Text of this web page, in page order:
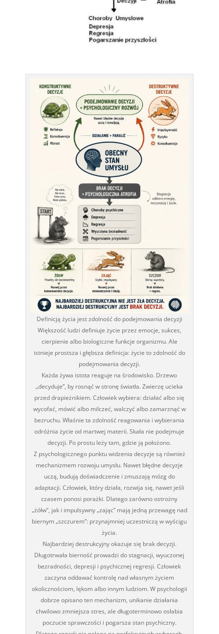
Definicją życia jest zdolność do podejmowania decyzji
Większość ludzi definiuje życie przez emocje, sukces,
cierpienie albo biologiczne funkcje organizmu. Ale
istnieje prostsza i głębsza definicja: życie to zdolność do
podejmowania decyzji.
Każda żywa istota reaguje na środowisko. Drzewo
„decyduje”, by rosnąć w stronę światła. Zwierzę ucieka
przed drapieżnikiem. Człowiek wybiera: działać albo się
wycofać, mówić albo milczeć, walczyć albo zamarznąć w
bezruchu. Właśnie ta zdolność reagowania i wybierania
odróżnia życie od martwej materii. Skała nie podejmuje
decyzji. Po prostu leży tam, gdzie ją położono.
Z psychologicznego punktu widzenia decyzje są również
mechanizmem rozwoju umysłu. Nawet błędne decyzje
uczą, budują doświadczenie i zmuszają mózg do
adaptacji. Człowiek, który działa, rozwija się, nawet jeśli
czasem ponosi porażki. Dlatego zarówno ostrożny
„żółw”, jak i impulsywny „zając” mają jedną przewagę nad
biernym „szczurem”: przynajmniej uczestniczą w wyścigu
życia.
Najbardziej destrukcyjny okazuje się brak decyzji.
Długotrwała bierność prowadzi do stagnacji, wyuczonej
bezradności, depresji i psychicznej regresji. Człowiek
zaczyna oddawać kontrolę nad własnym życiem
okolicznościom, lękom albo innym ludziom. W psychologii
dobrze opisano ten mechanizm, unikanie działania
chwilowo zmniejsza stres, ale długoterminowo osłabia
poczucie sprawczości i pogarsza stan psychiczny.